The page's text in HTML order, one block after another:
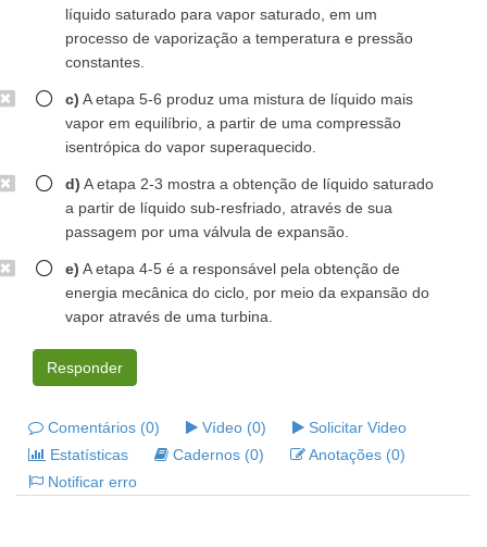
líquido saturado para vapor saturado, em um
processo de vaporização a temperatura e pressão
constantes.
c) A etapa 5-6 produz uma mistura de líquido mais
vapor em equilíbrio, a partir de uma compressão
isentrópica do vapor superaquecido.
d) A etapa 2-3 mostra a obtenção de líquido saturado
a partir de líquido sub-resfriado, através de sua
passagem por uma válvula de expansão.
e) A etapa 4-5 é a responsável pela obtenção de
energia mecânica do ciclo, por meio da expansão do
vapor através de uma turbina.
Responder
Comentários (0) Vídeo (0)
Solicitar Video
Estatísticas
Cadernos (0)
Anotações (0)
Notificar erro